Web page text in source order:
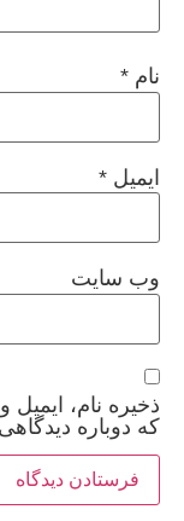
نام *
ایمیل *
وب‌ سایت
ذخیره نام،
که دوباره